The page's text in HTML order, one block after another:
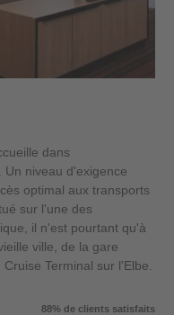
dans
niveau d'exigence
optimal aux transports
sur l'une des
il n'est pourtant qu'à
ville, de la gare
Terminal sur l'Elbe.
88% de clients satisfaits